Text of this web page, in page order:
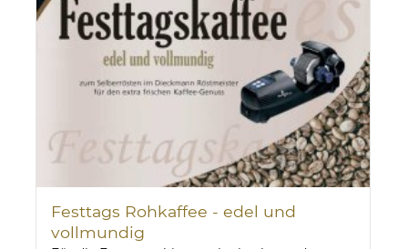
Festtags Rohkaffee - edel und
vollmundig